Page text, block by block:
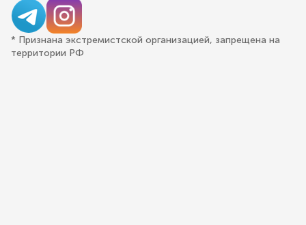
* Признана экстремистской организацией, запрещена на
территории РФ